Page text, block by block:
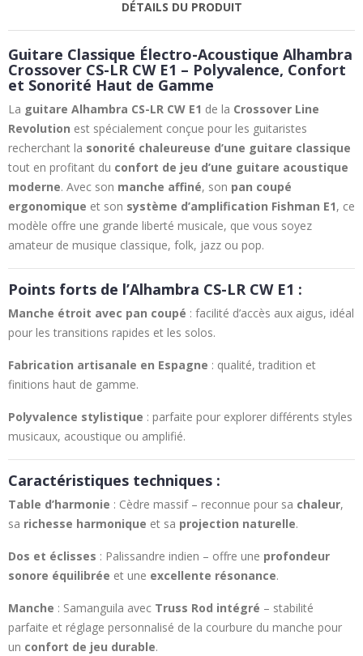
DÉTAILS DU PRODUIT
Guitare Classique Électro-Acoustique Alhambra
Crossover CS-LR CW E1 – Polyvalence, Confort
et Sonorité Haut de Gamme
La guitare Alhambra CS-LR CW E1 de la Crossover Line
Revolution est spécialement conçue pour les guitaristes
recherchant la sonorité chaleureuse d’une guitare classique
tout en profitant du confort de jeu d’une guitare acoustique
moderne. Avec son manche affiné, son pan coupé
ergonomique et son système d’amplification Fishman E1, ce
modèle offre une grande liberté musicale, que vous soyez
amateur de musique classique, folk, jazz ou pop.
Points forts de l’Alhambra CS-LR CW E1 :
Manche étroit avec pan coupé : facilité d’accès aux aigus, idéal
pour les transitions rapides et les solos.
Fabrication artisanale en Espagne : qualité, tradition et
finitions haut de gamme.
Polyvalence stylistique : parfaite pour explorer différents styles
musicaux, acoustique ou amplifié.
Caractéristiques techniques :
Table d’harmonie : Cèdre massif – reconnue pour sa chaleur,
sa richesse harmonique et sa projection naturelle.
Dos et éclisses : Palissandre indien – offre une profondeur
sonore équilibrée et une excellente résonance.
Manche : Samanguila avec Truss Rod intégré – stabilité
parfaite et réglage personnalisé de la courbure du manche pour
un confort de jeu durable.